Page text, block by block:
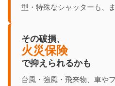
型・特殊なシャッターも、
その破損、
火災保険
で抑えられるかも
台風・強風・飛来物、車や